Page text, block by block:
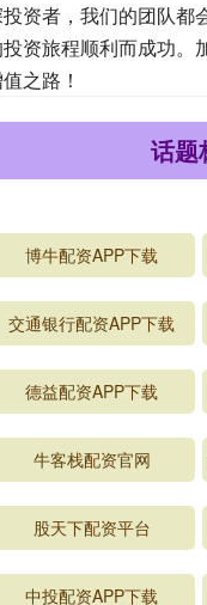
资者，我们的团队都
资旅程顺利而成功。
之路！
话题
博牛配资APP下载
交通银行配资APP下载
德益配资APP下载
牛客栈配资官网
股天下配资平台
中投配资APP下载